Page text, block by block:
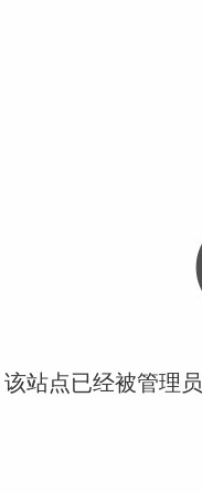
站点已经被管理